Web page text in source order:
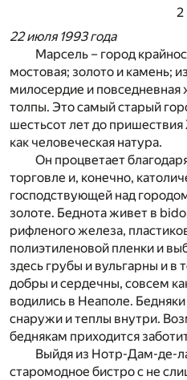
2
22 июля 1993 года
Марсель – город
мостовая; золото и камень;
милосердие и
толпы. Это самый старый
шестьсот лет до
как человеческая натура.
Он процветает
торговле и, конечно,
господствующей над
золоте. Беднота живет в
рифленого железа,
полиэтиленовой пленки и
здесь грубы и вульгарны и в
добры и сердечны, совсем
водились в Неаполе.
снаружи и теплы внутри.
беднякам приходится
Выйдя из Нотр-Дам-де-
старомодное бистро с не